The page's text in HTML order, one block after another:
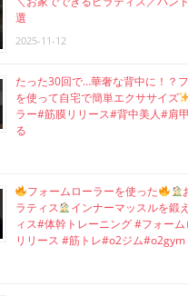
選
2025-11-12
たった30回で…華奢な背中に！？
を使って自宅で簡単エクササイズ
ラー#筋膜リリース#背中美人#肩
る
フォームローラーを使った
ラティス
インナーマッスルを鍛
ィス#体幹トレーニング #フォー
リリース #筋トレ#o2ジム#o2gym